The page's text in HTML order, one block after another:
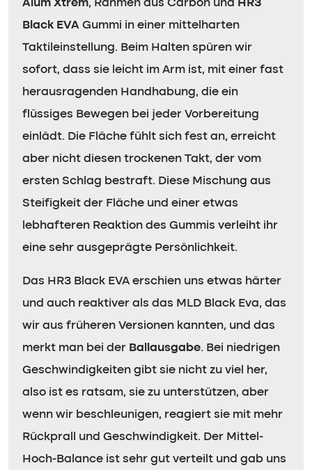
Alum Xtrem, Rahmen aus Carbon und HR3
Black EVA Gummi in einer mittelharten
Taktileinstellung. Beim Halten spüren wir
sofort, dass sie leicht im Arm ist, mit einer fast
herausragenden Handhabung, die ein
flüssiges Bewegen bei jeder Vorbereitung
einlädt. Die Fläche fühlt sich fest an, erreicht
aber nicht diesen trockenen Takt, der vom
ersten Schlag bestraft. Diese Mischung aus
Steifigkeit der Fläche und einer etwas
lebhafteren Reaktion des Gummis verleiht ihr
eine sehr ausgeprägte Persönlichkeit.
Das HR3 Black EVA erschien uns etwas härter
und auch reaktiver als das MLD Black Eva, das
wir aus früheren Versionen kannten, und das
merkt man bei der Ballausgabe. Bei niedrigen
Geschwindigkeiten gibt sie nicht zu viel her,
also ist es ratsam, sie zu unterstützen, aber
wenn wir beschleunigen, reagiert sie mit mehr
Rückprall und Geschwindigkeit. Der Mittel-
Hoch-Balance ist sehr gut verteilt und gab uns